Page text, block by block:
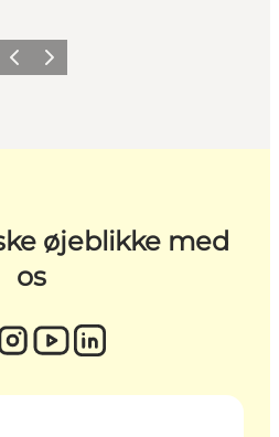
ForrigeNæste
øjeblikke med
os